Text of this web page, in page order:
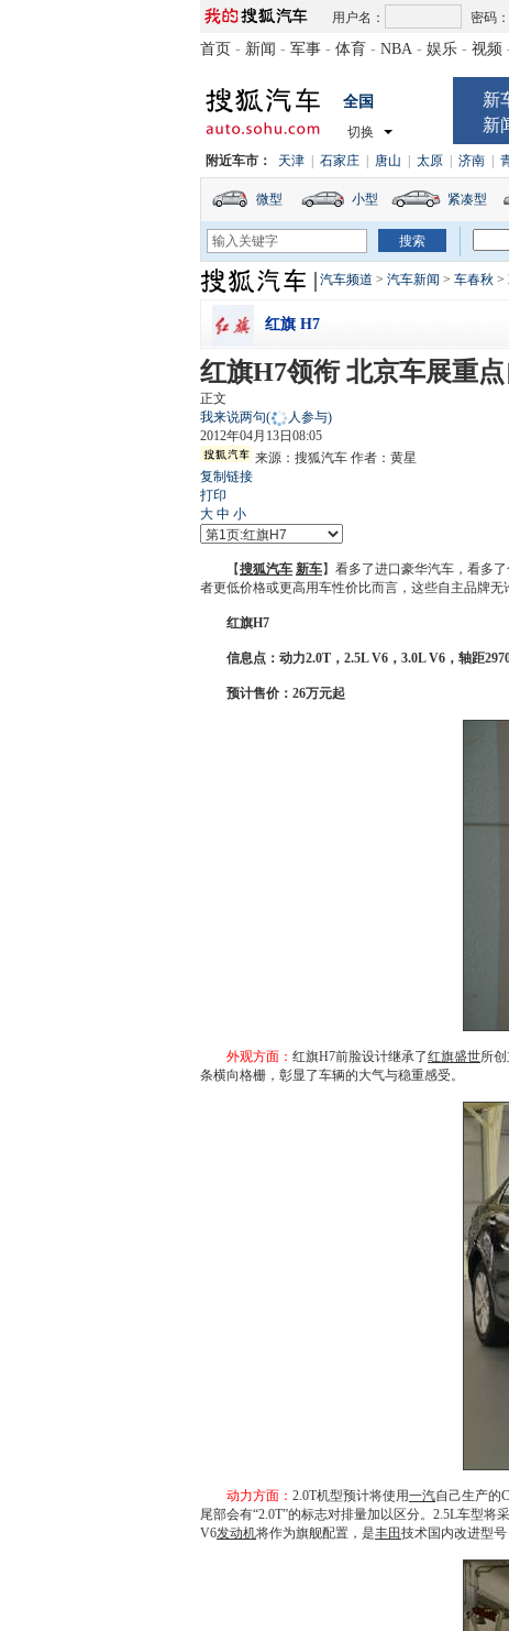
用户名： 密码：
首页 - 新闻 - 军事 - 体育 - NBA - 娱乐 - 视频
全国
切换
新
新
附近车市： 天津 石家庄 唐山 太原 济南
微型 小型 紧凑型
汽车频道 > 汽车新闻 > 车春秋 >
红旗 H7
红旗H7领衔 北京车展重
正文
我来说两句(
人参与)
2012年04月13日08:05
来源： 搜狐汽车作者：黄星
复制链接
打印
大 中 小
【搜狐汽车 新车】看多了进口豪华汽车，看多
者更低价格或更高用车性价比而言，这些自主品牌
红旗H7
信息点：动力2.0T，2.5L V6，3.0L V6，轴距
预计售价：26万元起
外观方面： 红旗H7前脸设计继承了红旗盛世所
条横向格栅，彰显了车辆的大气与稳重感受。
动力方面： 2.0T机型预计将使用一汽自己生产的C
尾部会有“2.0T”的标志对排量加以区分。2.5L车型将
V6发动机将作为旗舰配置，是丰田技术国内改进型号